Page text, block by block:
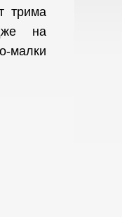
трима
на
малки